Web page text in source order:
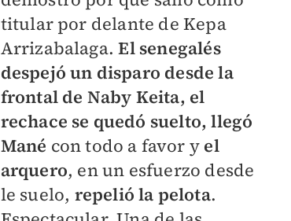
titular por delante de Kepa
Arrizabalaga.El senegalés
despejó un disparo desde la
frontal de Naby Keita, el
rechace se quedó suelto, llegó
Mané con todo a favor y el
arquero, en un esfuerzo desde
le suelo, repelió la pelota.